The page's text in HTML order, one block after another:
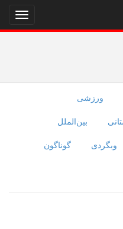
نمایش
منو
ورزشی
بین‌الملل
وبگردی گوناگون